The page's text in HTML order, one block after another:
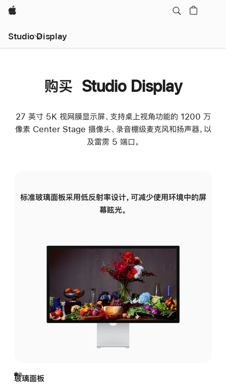
Apple
Studio Display
购买 Studio Display
27 英寸 5K 视网膜显示屏、支持桌上视角功能的 1200 万
像素 Center Stage 摄像头、录音棚级麦克风和扬声器，以
及雷雳 5 端口。
标准玻璃面板采用低反射率设计，可减少使用环境中的屏
幕眩光。
玻璃面板